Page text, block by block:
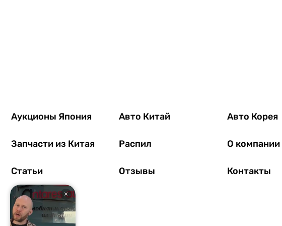
Аукционы Япония Авто Китай Авто Корея
Запчасти из Китая Распил О компании
Статьи Отзывы Контакты